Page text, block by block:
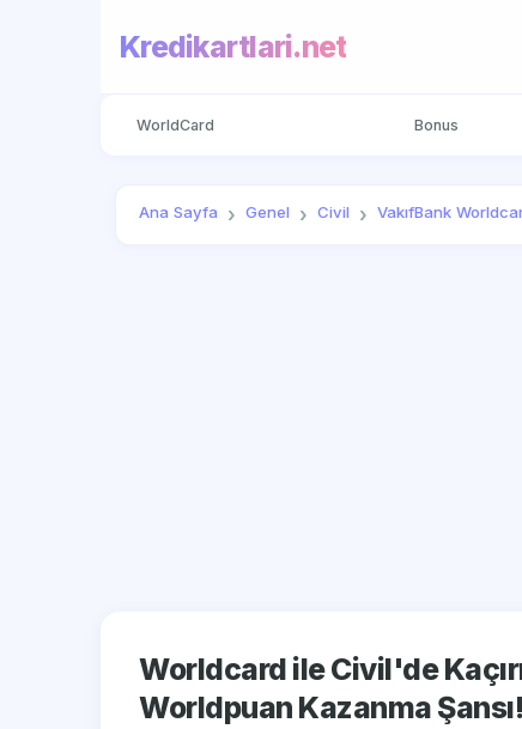
Kredikartlari.net
WorldCard Bonus
Ana Sayfa Genel Civil VakıfBank
Worldcard ile Civil'de
Worldpuan Kazanma Şansı!